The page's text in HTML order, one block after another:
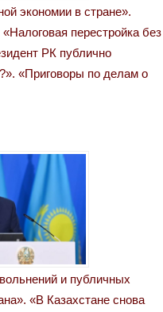
экономии в стране».
перестройка без
РК публично
«Приговоры по делам о
и публичных
«В Казахстане снова